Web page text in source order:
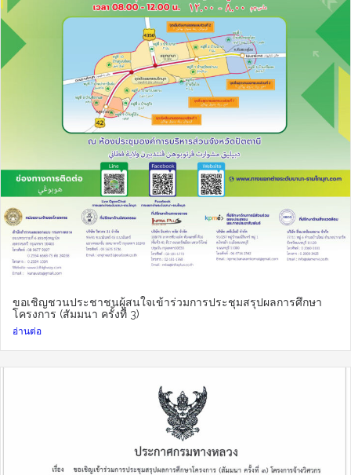
ขอเชิญชวนประชาชนผู้สนใจเข้าร่วมการประชุมสรุปผลการศึกษา
โครงการ (สัมมนา ครั้งที่ 3)
อ่านต่อ